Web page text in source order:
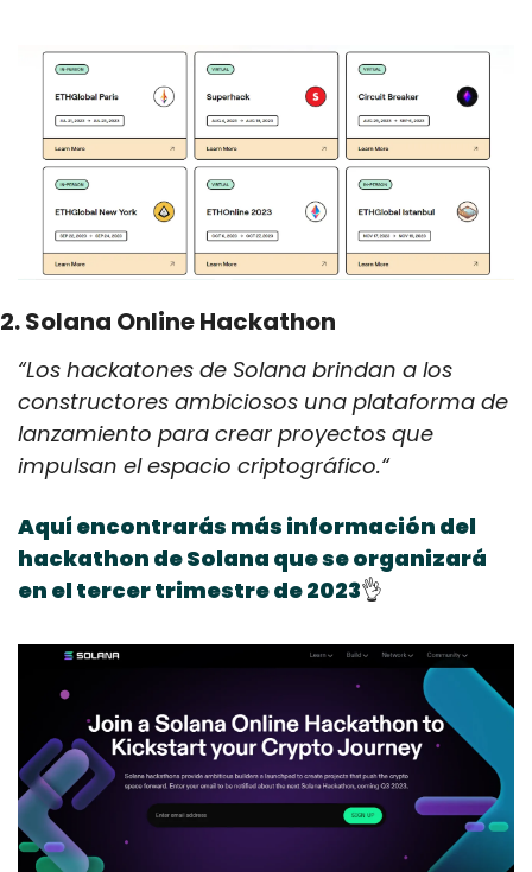
2. Solana Online Hackathon
“Los hackatones de Solana brindan a los
constructores ambiciosos una plataforma de
lanzamiento para crear proyectos que
impulsan el espacio criptográfico.“
Aquí encontrarás más información del
hackathon de Solana que se organizará
en el tercer trimestre de 2023👌